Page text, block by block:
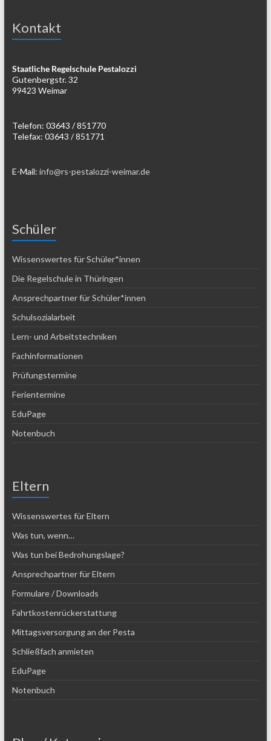
Kontakt
Staatliche Regelschule Pestalozzi
Gutenbergstr. 32
99423 Weimar
Telefon: 03643 / 851770
Telefax: 03643 / 851771
E-Mail: info@rs-pestalozzi-weimar.de
Schüler
Wissenswertes für Schüler*innen
Die Regelschule in Thüringen
Ansprechpartner für Schüler*innen
Schulsozialarbeit
Lern- und Arbeitstechniken
Fachinformationen
Prüfungstermine
Ferientermine
EduPage
Notenbuch
Eltern
Wissenswertes für Eltern
Was tun, wenn…
Was tun bei Bedrohungslage?
Ansprechpartner für Eltern
Formulare / Downloads
Fahrtkostenrückerstattung
Mittagsversorgung an der Pesta
Schließfach anmieten
EduPage
Notenbuch